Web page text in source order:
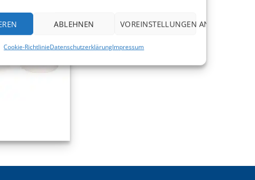
ABLEHNEN VOREINSTELLUNGEN ANZEIGEN
Cookie-RichtlinieDatenschutzerklärungImpressum